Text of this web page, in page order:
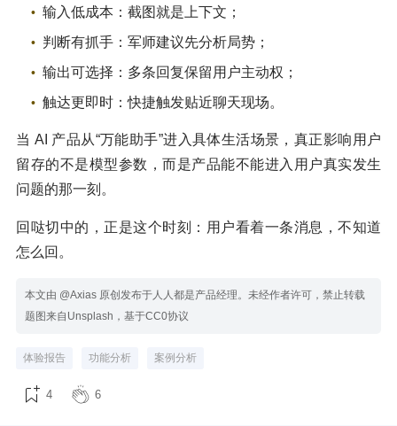
输入低成本：截图就是上下文；
判断有抓手：军师建议先分析局势；
输出可选择：多条回复保留用户主动权；
触达更即时：快捷触发贴近聊天现场。
当 AI 产品从“万能助手”进入具体生活场景，真正影响用户
留存的不是模型参数，而是产品能不能进入用户真实发生
问题的那一刻。
回哒切中的，正是这个时刻：用户看着一条消息，不知道
怎么回。
本文由 @Axias 原创发布于人人都是产品经理。未经作者许可，禁止转载
题图来自Unsplash，基于CC0协议
体验报告 功能分析 案例分析
4 6